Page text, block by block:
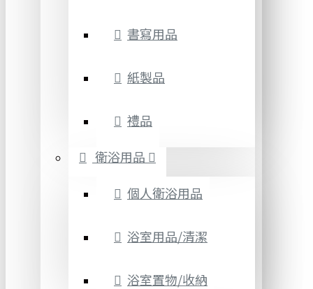
書寫用品
紙製品
禮品
衛浴用品
個人衛浴用品
浴室用品/清潔
浴室置物/收納